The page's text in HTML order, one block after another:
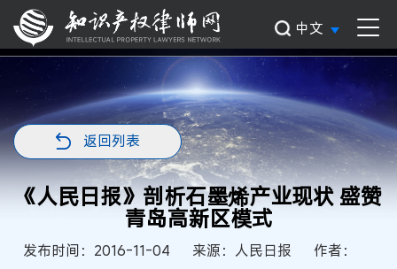
中文
返回列表
《人民日报》剖析石墨烯产业现状 盛赞
青岛高新区模式
发布时间：2016-11-04 来源：人民日报 作者：